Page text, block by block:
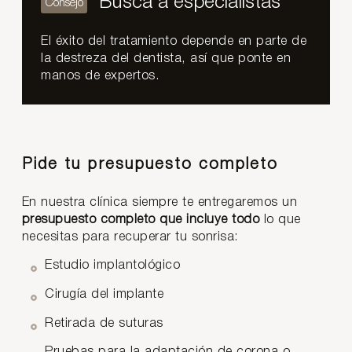
El éxito del tratamiento depende en parte de
la destreza del dentista, así que ponte en
manos de expertos.
Pide tu presupuesto completo
En nuestra clínica siempre te entregaremos un
presupuesto completo que incluye todolo que
necesitas para recuperar tu sonrisa:
Estudio implantológico
Cirugía del implante
Retirada de suturas